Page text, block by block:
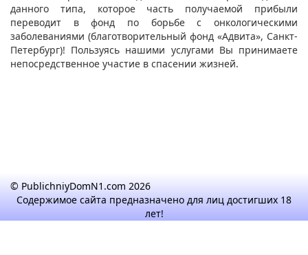
данного типа, которое часть получаемой прибыли
переводит в фонд по борьбе с онкологическими
заболеваниями (благотворительный фонд «Адвита», Санкт-
Петербург)! Пользуясь нашими услугами Вы принимаете
непосредственное участие в спасении жизней.
© PublichniyDomN1.com 2026
Содержимое сайта предназначено для лиц достигших 18
лет!